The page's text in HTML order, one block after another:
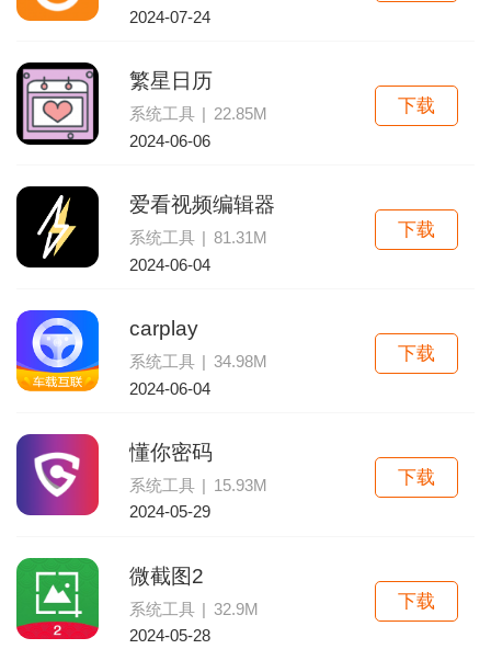
2024-07-24
繁星日历
系统工具 | 22.85M
2024-06-06
下载
爱看视频编辑器
系统工具 | 81.31M
2024-06-04
下载
carplay
系统工具 | 34.98M
2024-06-04
下载
懂你密码
系统工具 | 15.93M
2024-05-29
下载
微截图2
系统工具 | 32.9M
2024-05-28
下载